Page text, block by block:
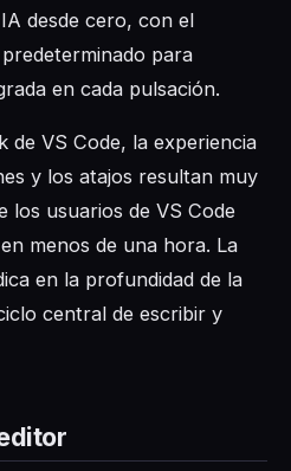
desde cero, con el
para
en cada pulsación.
VS Code, la experiencia
y los atajos resultan muy
los usuarios de VS Code
menos de una hora. La
en la profundidad de la
central de escribir y